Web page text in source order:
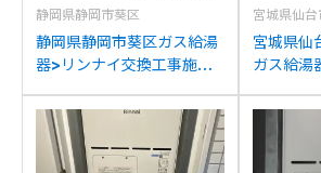
静岡県静岡市葵区
静岡県静岡市葵区ガス給湯
器>リンナイ交換工事施工
VD2400AU2-3からリン
ナイRVD-A2400AU2-
3(B)への交換
宮城県仙
宮城県仙
ガス給湯
RUFH-